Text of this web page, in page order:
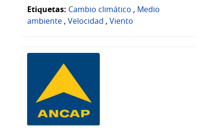
Etiquetas: Cambio climático , Medio
ambiente , Velocidad , Viento